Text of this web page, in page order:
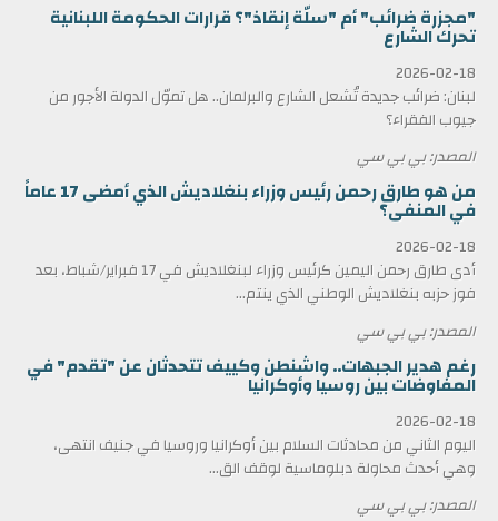
"مجزرة ضرائب" أم "سلّة إنقاذ"؟ قرارات الحكومة اللبنانية
تحرك الشارع
2026-02-18
لبنان: ضرائب جديدة تُشعل الشارع والبرلمان.. هل تموّل الدولة الأجور من
جيوب الفقراء؟
المصدر: بي بي سي
من هو طارق رحمن رئيس وزراء بنغلاديش الذي أمضى 17 عاماً
في المنفى؟
2026-02-18
أدى طارق رحمن اليمين كرئيس وزراء لبنغلاديش في 17 فبراير/شباط، بعد
فوز حزبه بنغلاديش الوطني الذي ينتم...
المصدر: بي بي سي
رغم هدير الجبهات.. واشنطن وكييف تتحدثان عن "تقدم" في
المفاوضات بين روسيا وأوكرانيا
2026-02-18
اليوم الثاني من محادثات السلام بين أوكرانيا وروسيا في جنيف انتهى،
وهي أحدث محاولة دبلوماسية لوقف الق...
المصدر: بي بي سي